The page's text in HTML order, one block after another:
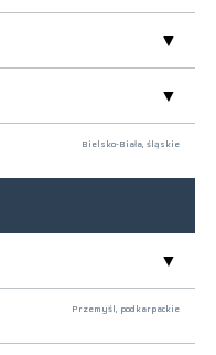
Bielsko-Biała, śląskie
Przemyśl, podkarpackie